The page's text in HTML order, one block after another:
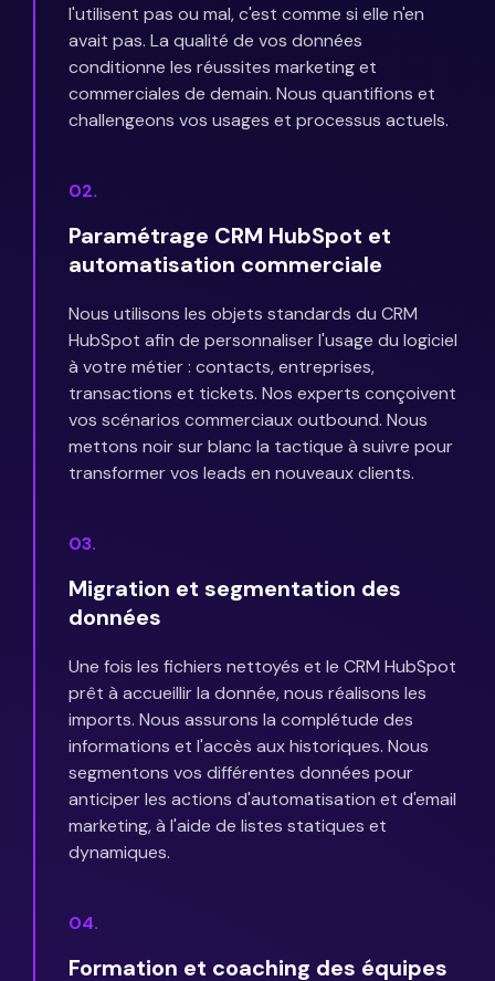
l'utilisent pas ou mal, c'est comme si elle n'en
avait pas. La qualité de vos données
conditionne les réussites marketing et
commerciales de demain. Nous quantifions et
challengeons vos usages et processus actuels.
02.
Paramétrage CRM HubSpot et
automatisation commerciale
Nous utilisons les objets standards du CRM
HubSpot afin de personnaliser l'usage du logiciel
à votre métier : contacts, entreprises,
transactions et tickets. Nos experts conçoivent
vos scénarios commerciaux outbound. Nous
mettons noir sur blanc la tactique à suivre pour
transformer vos leads en nouveaux clients.
03.
Migration et segmentation des
données
Une fois les fichiers nettoyés et le CRM HubSpot
prêt à accueillir la donnée, nous réalisons les
imports. Nous assurons la complétude des
informations et l'accès aux historiques. Nous
segmentons vos différentes données pour
anticiper les actions d'automatisation et d'email
marketing, à l'aide de listes statiques et
dynamiques.
04.
Formation et coaching des équipes